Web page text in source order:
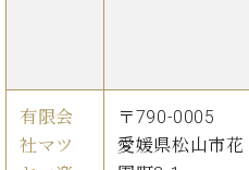
有限会
社マツ
〒790-0005
愛媛県松山市花